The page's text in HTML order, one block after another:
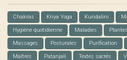
Chakras Kriya Yoga Kundalini
Hygiène quotidienne Maladies Plantes
Massages Posturales Purification
Maîtres Patanjali Textes sacrés